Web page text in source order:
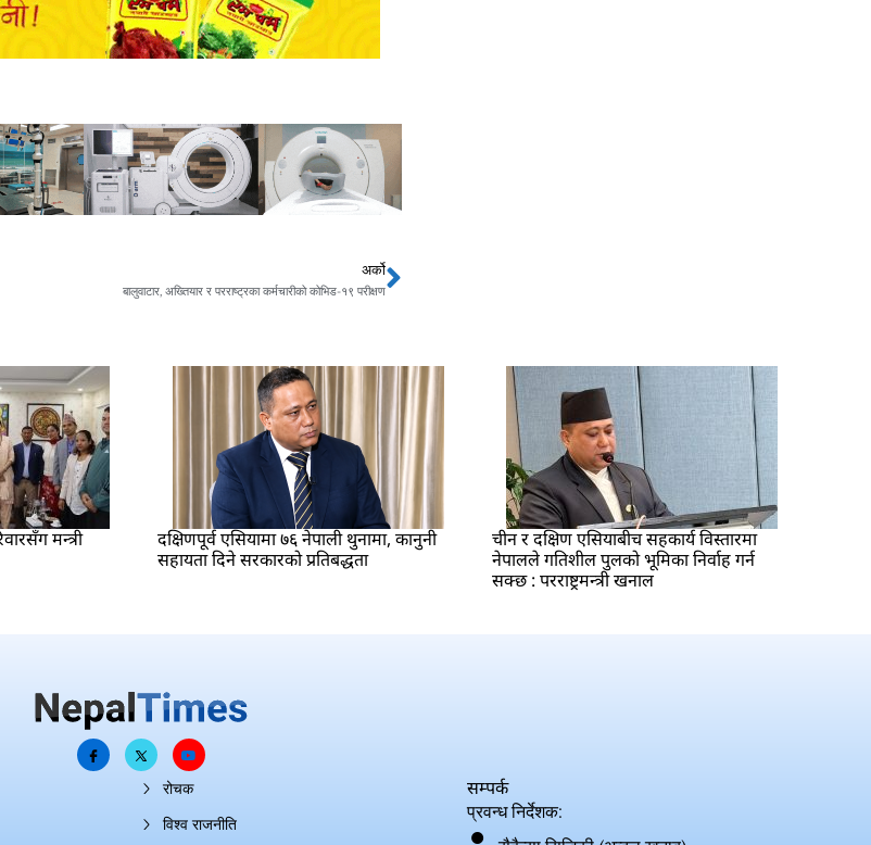
अर्को
बालुवाटार, अख्तियार र परराष्ट्रका कर्मचारीको कोभिड-१९ परीक्षणNext
मन्त्री
दक्षिणपूर्व एसियामा ७६ नेपाली थुनामा, कानुनी
सहायता दिने सरकारको प्रतिबद्धता
चीन र दक्षिण एसियाबीच सहकार्य विस्तारमा
नेपालले गतिशील पुलको भूमिका निर्वाह गर्न
सक्छ : परराष्ट्रमन्त्री खनाल
रोचक
विश्व राजनीति
सम्पर्क
प्रवन्ध निर्देशक: